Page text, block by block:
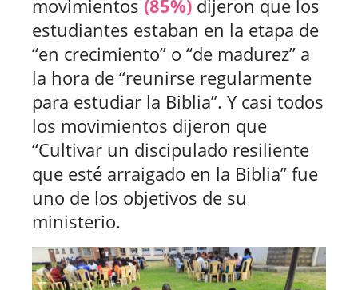
movimientos (85%) dijeron que los
estudiantes estaban en la etapa de
“en crecimiento” o “de madurez” a
la hora de “reunirse regularmente
para estudiar la Biblia”. Y casi todos
los movimientos dijeron que
“Cultivar un discipulado resiliente
que esté arraigado en la Biblia” fue
uno de los objetivos de su
ministerio.